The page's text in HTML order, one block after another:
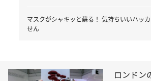
マスクがシャキッと蘇る！ 気持ちいいハッ
せん
ロンドン